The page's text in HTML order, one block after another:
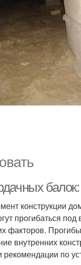
конструкции
прогибаться
внутренних
по